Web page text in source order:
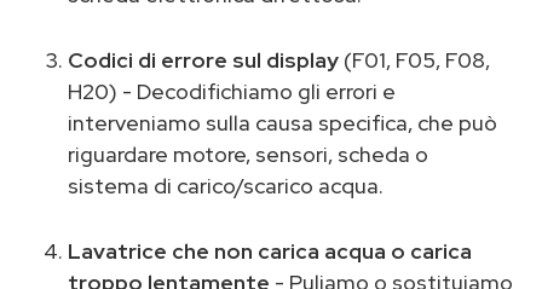
Codici di errore sul display (F01, F05, F08,
H20) - Decodifichiamo gli errori e
interveniamo sulla causa specifica, che può
riguardare motore, sensori, scheda o
sistema di carico/scarico acqua.
Lavatrice che non carica acqua o carica
troppo lentamente - Puliamo o sostituiamo